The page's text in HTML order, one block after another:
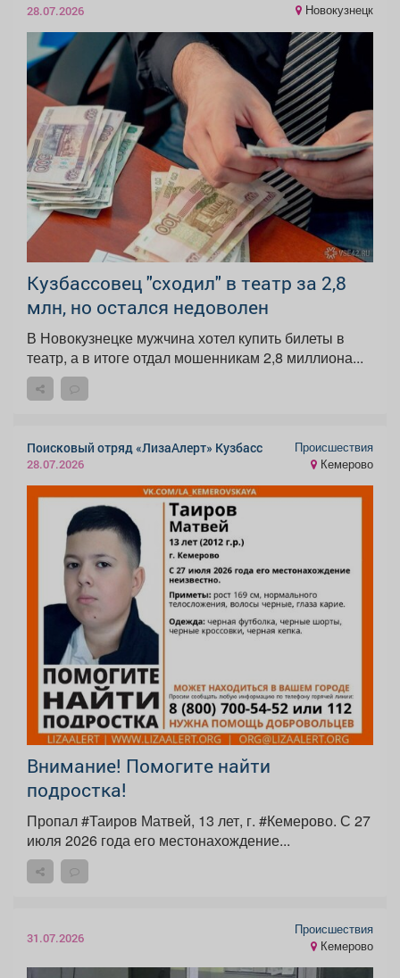
28.07.2026
Новокузнецк
Кузбассовец "сходил" в театр за 2,8
млн, но остался недоволен
В Новокузнецке мужчина хотел купить билеты в
театр, а в итоге отдал мошенникам 2,8 миллиона...
Поисковый отряд «ЛизаАлерт» Кузбасс
28.07.2026
Происшествия
Кемерово
Внимание! Помогите найти
подростка!
Пропал #Таиров Матвей, 13 лет, г. #Кемерово. С 27
июля 2026 года его местонахождение...
31.07.2026
Происшествия
Кемерово